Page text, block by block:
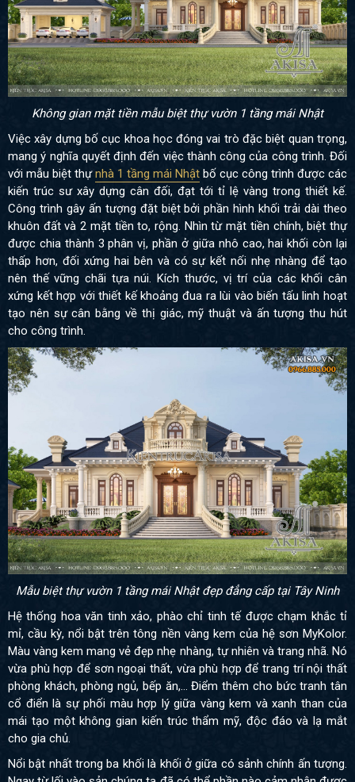
Không gian mặt tiền mẫu biệt thự vườn 1 tầng mái Nhật
Việc xây dựng bố cục khoa học đóng vai trò đặc biệt quan trọng,
mang ý nghĩa quyết định đến việc thành công của công trình. Đối
với mẫu biệt thựnhà 1 tầng mái Nhật bố cục công trình được các
kiến trúc sư xây dựng cân đối, đạt tới tỉ lệ vàng trong thiết kế.
Công trình gây ấn tượng đặt biệt bởi phần hình khối trải dài theo
khuôn đất và 2 mặt tiền to, rộng. Nhìn từ mặt tiền chính, biệt thự
được chia thành 3 phân vị, phần ở giữa nhô cao, hai khối còn lại
thấp hơn, đối xứng hai bên và có sự kết nối nhẹ nhàng để tạo
nên thế vững chãi tựa núi. Kích thước, vị trí của các khối cân
xứng kết hợp với thiết kế khoảng đua ra lùi vào biến tấu linh hoạt
tạo nên sự cân bằng về thị giác, mỹ thuật và ấn tượng thu hút
cho công trình.
Mẫu biệt thự vườn 1 tầng mái Nhật đẹp đẳng cấp tại Tây Ninh
Hệ thống hoa văn tinh xảo, phào chỉ tinh tế được chạm khắc tỉ
mỉ, cầu kỳ, nổi bật trên tông nền vàng kem của hệ sơn MyKolor.
Màu vàng kem mang vẻ đẹp nhẹ nhàng, tự nhiên và trang nhã. Nó
vừa phù hợp để sơn ngoại thất, vừa phù hợp để trang trí nội thất
phòng khách, phòng ngủ, bếp ăn,... Điểm thêm cho bức tranh tân
cổ điển là sự phối màu hợp lý giữa vàng kem và xanh than của
mái tạo một không gian kiến trúc thẩm mỹ, độc đáo và lạ mắt
cho gia chủ.
Nổi bật nhất trong ba khối là khối ở giữa có sảnh chính ấn tượng.